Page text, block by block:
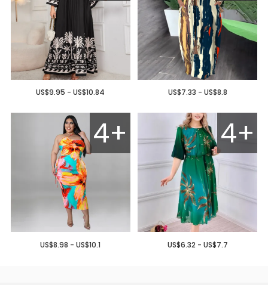
US$9.95 - US$10.84 US$7.33 - US$8.8
4+
US$8.98 - US$10.1
4+
US$6.32 - US$7.7